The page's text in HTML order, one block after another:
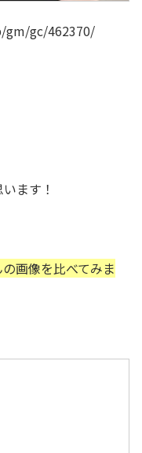
gc/462370/
ます！
画像を比べてみま